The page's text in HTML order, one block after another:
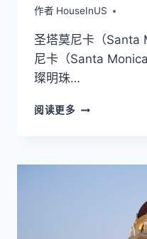
作者 HouseInUS
圣塔莫尼卡（Santa
尼卡（Santa
璨明珠…
阅读更多 圣
卡